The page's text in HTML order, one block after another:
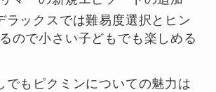
ラックスでは難易度選択とヒン
ので小さい子どもでも楽しめる
でもピクミンについての魅力は